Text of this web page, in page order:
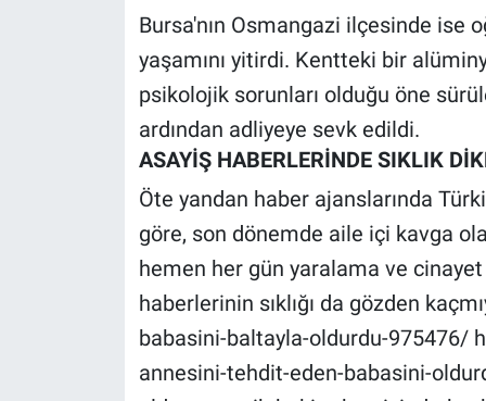
Bursa'nın Osmangazi ilçesinde ise
yaşamını yitirdi. Kentteki bir
psikolojik sorunları olduğu öne
ardından adliyeye sevk edildi.
ASAYİŞ HABERLERİNDE SIKLIK
Öte yandan haber ajanslarında
göre, son dönemde aile içi kavga
hemen her gün yaralama ve
haberlerinin sıklığı da gözden
babasini-baltayla-oldurdu-975476/
annesini-tehdit-eden-babasini-
Programlar
Teknoloji
Türkiye'nin Geleceği
Türkiye'nin Gündemi
Yerel Gündem